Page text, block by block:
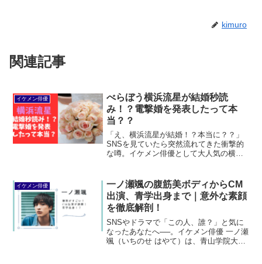
kimuro
関連記事
イケメン俳優
べらぼう横浜流星が結婚秒読
み！？電撃婚を発表したって本
当？？
「え、横浜流星が結婚！？本当に？？」
SNSを見ていたら突然流れてきた衝撃的
な噂。イケメン俳優として大人気の横浜
「え、いつの間に！？」と非常に驚きま
した！「横浜流星」で検索...
イケメン俳優
一ノ瀬颯の腹筋美ボディからCM
出演、青学出身まで｜意外な素顔
を徹底解剖！
SNSやドラマで「この人、誰？」と気に
なったあなたへ──。イケメン俳優 一ノ瀬
颯（いちのせ はやて）は、青山学院大学